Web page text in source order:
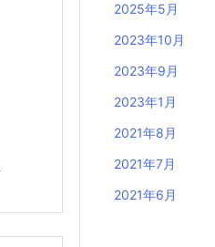
2025年5月
2023年10月
2023年9月
2023年1月
2021年8月
2021年7月
2021年6月